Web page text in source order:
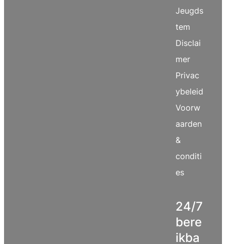
Jeugds
tem
Disclai
mer
Privac
ybeleid
Voorw
aarden
&
conditi
es
24/7
bere
ikba